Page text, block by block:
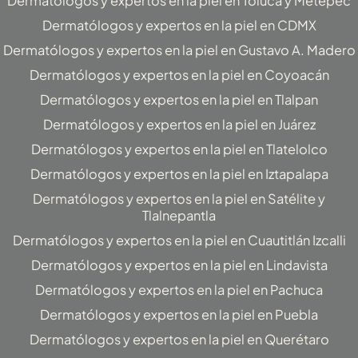
Dermatólogos y expertos en la piel en CDMX
Dermatólogos y expertos en la piel en Gustavo A. Madero
Dermatólogos y expertos en la piel en Coyoacán
Dermatólogos y expertos en la piel en Tlalpan
Dermatólogos y expertos en la piel en Juárez
Dermatólogos y expertos en la piel en Tlatelolco
Dermatólogos y expertos en la piel en Iztapalapa
Dermatólogos y expertos en la piel en Satélite y
Tlalnepantla
Dermatólogos y expertos en la piel en Cuautitlán Izcalli
Dermatólogos y expertos en la piel en Lindavista
Dermatólogos y expertos en la piel en Pachuca
Dermatólogos y expertos en la piel en Puebla
Dermatólogos y expertos en la piel en Querétaro